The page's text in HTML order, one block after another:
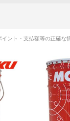
ント・支払額等の正確